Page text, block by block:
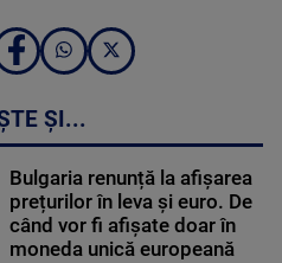
ȘI...
Bulgaria renunță la afișarea
prețurilor în leva și euro. De
când vor fi afișate doar în
moneda unică europeană